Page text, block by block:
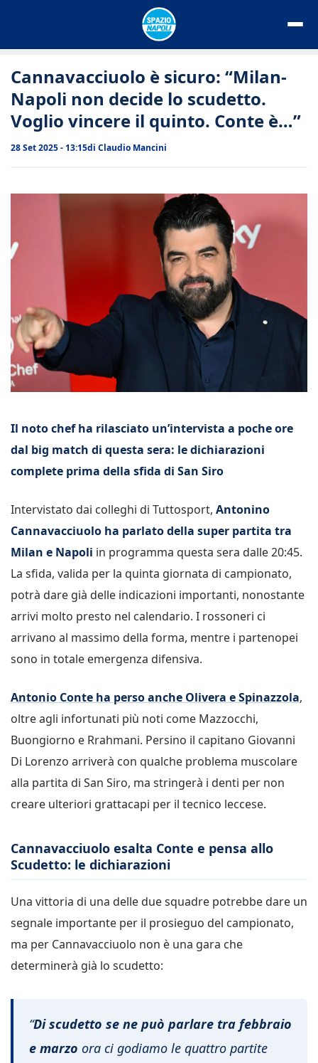
Cannavacciuolo è sicuro: “Milan-
Napoli non decide lo scudetto.
Voglio vincere il quinto. Conte è…”
28 Set 2025 - 13:15di Claudio Mancini
Il noto chef ha rilasciato un’intervista a poche ore
dal big match di questa sera: le dichiarazioni
complete prima della sfida di San Siro
Intervistato dai colleghi di Tuttosport, Antonino
Cannavacciuolo ha parlato della super partita tra
Milan e Napoli in programma questa sera dalle 20:45.
La sfida, valida per la quinta giornata di campionato,
potrà dare già delle indicazioni importanti, nonostante
arrivi molto presto nel calendario. I rossoneri ci
arrivano al massimo della forma, mentre i partenopei
sono in totale emergenza difensiva.
Antonio Conte ha perso anche Olivera e Spinazzola,
oltre agli infortunati più noti come Mazzocchi,
Buongiorno e Rrahmani. Persino il capitano Giovanni
Di Lorenzo arriverà con qualche problema muscolare
alla partita di San Siro, ma stringerà i denti per non
creare ulteriori grattacapi per il tecnico leccese.
Cannavacciuolo esalta Conte e pensa allo
Scudetto: le dichiarazioni
Una vittoria di una delle due squadre potrebbe dare un
segnale importante per il prosieguo del campionato,
ma per Cannavacciuolo non è una gara che
determinerà già lo scudetto:
“Di scudetto se ne può parlare tra febbraio
e marzo ora ci godiamo le quattro partite